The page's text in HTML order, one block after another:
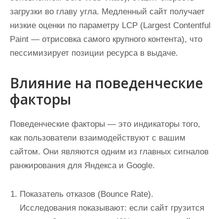
загрузки во главу угла. Медленный сайт получает
низкие оценки по параметру LCP (Largest Contentful
Paint — отрисовка самого крупного контента), что
пессимизирует позиции ресурса в выдаче.
Влияние на поведенческие
факторы
Поведенческие факторы — это индикаторы того,
как пользователи взаимодействуют с вашим
сайтом. Они являются одним из главных сигналов
ранжирования для Яндекса и Google.
Показатель отказов (Bounce Rate).
Исследования показывают: если сайт грузится